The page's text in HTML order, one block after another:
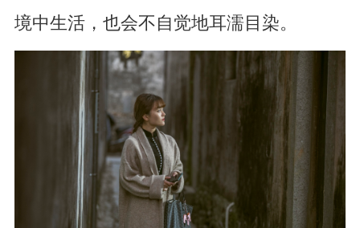
境中生活，也会不自觉地耳濡目染。